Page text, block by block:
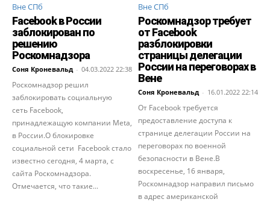
Вне СПб
Facebook в России
заблокирован по
решению
Роскомнадзора
Соня Кроневальд - 04.03.2022 22:38
Роскомнадзор решил
заблокировать социальную
сеть Facebook,
принадлежащую компании Meta,
в России.О блокировке
социальной сети Facebook стало
известно сегодня, 4 марта, с
сайта Роскомнадзора.
Отмечается, что такие...
Вне СПб
Роскомнадзор требует
от Facebook
разблокировки
страницы делегации
России на переговорах в
Вене
Соня Кроневальд - 16.01.2022 22:14
От Facebook требуется
предоставление доступа к
странице делегации России на
переговорах по военной
безопасности в Вене.В
воскресенье, 16 января,
Роскомнадзор направил письмо
в адрес американской